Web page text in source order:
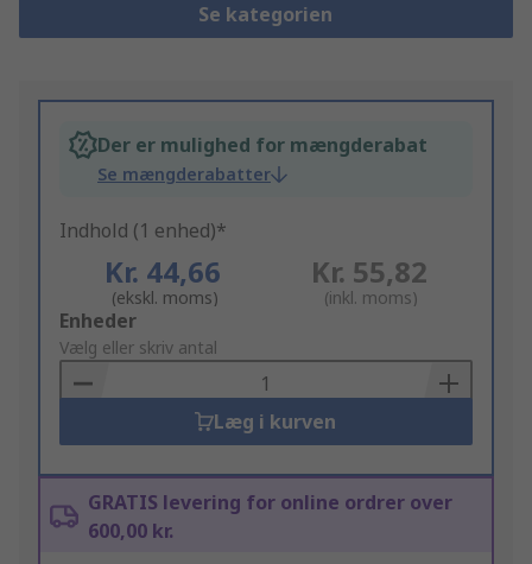
Se kategorien
Der er mulighed for mængderabat
Se mængderabatter
Indhold (1 enhed)*
Kr. 44,66
(ekskl. moms)
Kr. 55,82
(inkl. moms)
Add
to
Basket
Enheder
Vælg eller skriv antal
Læg i kurven
GRATIS levering for online ordrer over
600,00 kr.